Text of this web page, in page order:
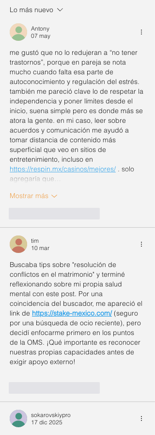
Lo más nuevo
Antony
07 may
me gustó que no lo redujeran a “no tener
trastornos”, porque en pareja se nota
mucho cuando falta esa parte de
autoconocimiento y regulación del estrés.
también me pareció clave lo de respetar la
independencia y poner límites desde el
inicio, suena simple pero es donde más se
atora la gente. en mi caso, leer sobre
acuerdos y comunicación me ayudó a
tomar distancia de contenido más
superficial que veo en sitios de
entretenimiento, incluso en
https://respin.mx/casinos/mejores/ . solo
agregaría que…
Mostrar más
tim
10 mar
Buscaba tips sobre "resolución de
conflictos en el matrimonio" y terminé
reflexionando sobre mi propia salud
mental con este post. Por una
coincidencia del buscador, me apareció el
link de https://stake-mexico.com/ (seguro
por una búsqueda de ocio reciente), pero
decidí enfocarme primero en los puntos
de la OMS. ¡Qué importante es reconocer
nuestras propias capacidades antes de
exigir apoyo externo!
sokarovskiypro
17 dic 2025